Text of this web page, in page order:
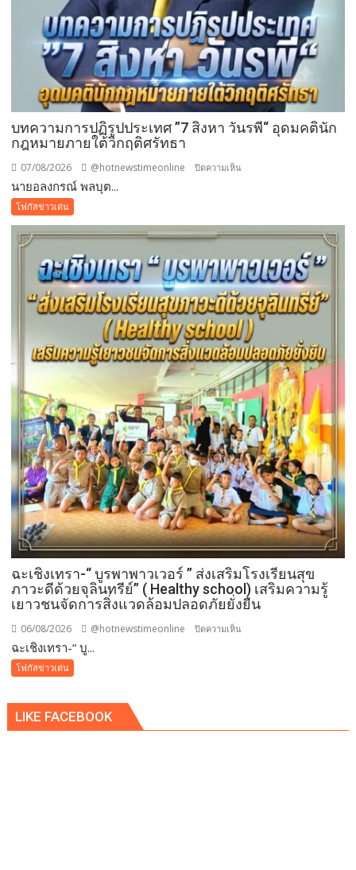
บทความการปฏิรูปประเทศ ”7 สิงหา วันรพี“ อุดมคตินัก
กฎหมายภายใต้วิกฤติศรัทธา
07/08/2026 @hotnewstimeonline ปิดความเห็น
ประเทศ
สิง
หา
วัน
รพี“
อุดมคติ
นัก
กฎหมาย
ภาย
ใต้
วิกฤติ
ศรัทธา
นายอลงกรณ์ พลบุต...
โฟกัสข่าวเด่น
ฉะเชิงเทรา-​“ บูรพาพาวเวอร์ ” ส่งเสริมโรงเรียนสุข
ภาวะดีด้วยจุลินทรีย์” ( Healthy school) เสริมความรู้
เยาวชนจัดการสิ่งแวดล้อมปลอดภัยยั่งยืน
06/08/2026 @hotnewstimeonline ปิดความเห็น
ว
ฉะเชิงเทรา-​“ บู...
โฟกัสข่าวเด่น
LIKE FACEBOOK